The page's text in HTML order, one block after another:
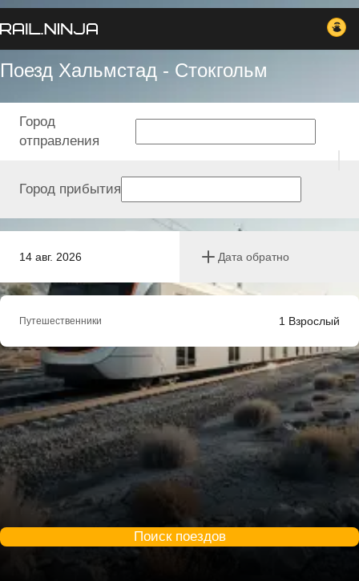
Поезд Хальмстад - Стокгольм
14 авг. 2026 Дата обратно
Город
отправления
Город прибытия
Путешественники 1 Взрослый
Поиск поездов